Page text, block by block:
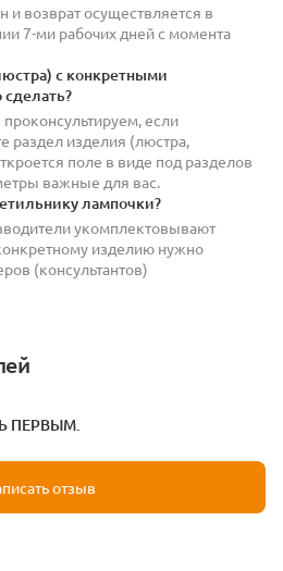
возврат осуществляется в
7-ми рабочих дней с момента
с конкретными
если
раздел изделия (люстра,
поле в виде под разделов
важные для вас.
лампочки?
укомплектовывают
изделию нужно
(консультантов)
ПЕРВЫМ.
отзыв